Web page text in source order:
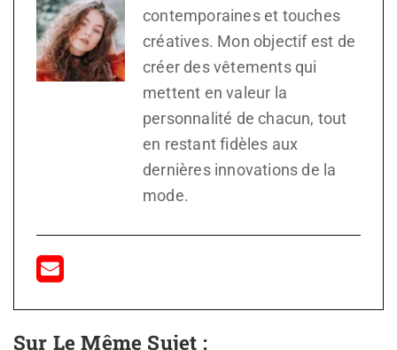
contemporaines et touches
créatives. Mon objectif est de
créer des vêtements qui
mettent en valeur la
personnalité de chacun, tout
en restant fidèles aux
dernières innovations de la
mode.
Sur Le Même Sujet :